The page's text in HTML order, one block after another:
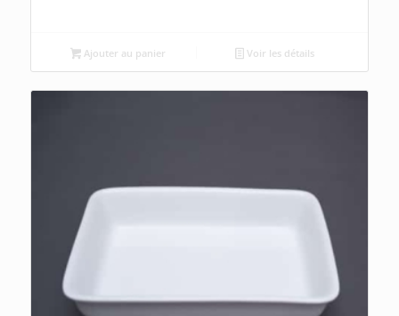
Ajouter au panier Voir les détails